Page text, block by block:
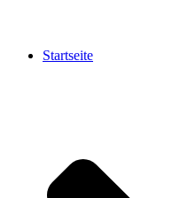
Startseite